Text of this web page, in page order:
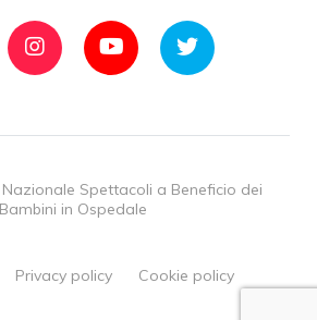
Spettacoli a Beneficio dei
Bambini in Ospedale
Privacy policy Cookie policy